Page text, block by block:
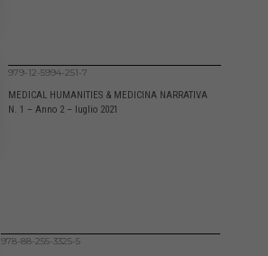
979-12-5994-251-7
MEDICAL HUMANITIES & MEDICINA NARRATIVA
N. 1 – Anno 2 – luglio 2021
978-88-255-3325-5